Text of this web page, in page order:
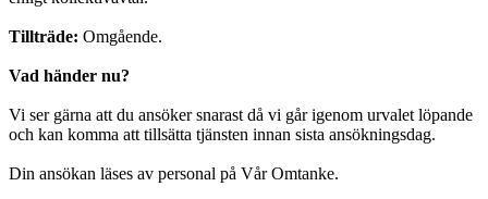
Tillträde: Omgående.
Vad händer nu?
Vi ser gärna att du ansöker snarast då vi går igenom urvalet löpande
och kan komma att tillsätta tjänsten innan sista ansökningsdag.
Din ansökan läses av personal på Vår Omtanke.